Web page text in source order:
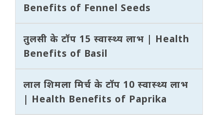
Benefits of Fennel Seeds
तुलसी के टॉप 15 स्वास्थ्य लाभ | Health
Benefits of Basil
लाल शिमला मिर्च के टॉप 10 स्वास्थ्य लाभ
| Health Benefits of Paprika